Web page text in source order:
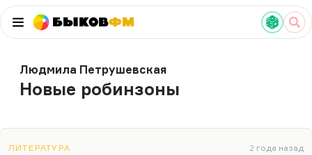
БыковФМ
Людмила Петрушевская
Новые робинзоны
ЛИТЕРАТУРА 2 года назад